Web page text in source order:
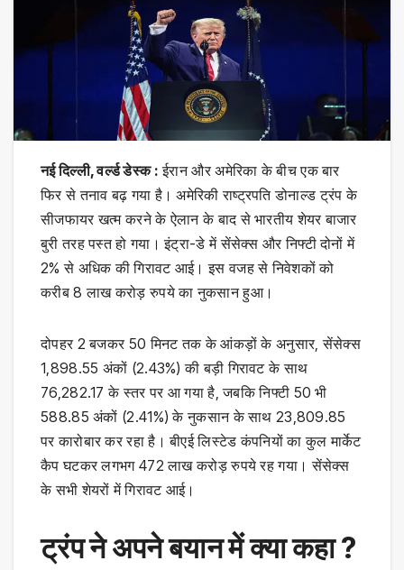
नई दिल्ली, वर्ल्ड डेस्क : ईरान और अमेरिका के बीच एक बार
फिर से तनाव बढ़ गया है। अमेरिकी राष्‍ट्रपति डोनाल्‍ड ट्रंप के
सीजफायर खत्म करने के ऐलान के बाद से भारतीय शेयर बाजार
बुरी तरह पस्त हो गया। इंट्रा-डे में सेंसेक्स और निफ्टी दोनों में
2% से अधिक की गिरावट आई। इस वजह से निवेशकों को
करीब 8 लाख करोड़ रुपये का नुकसान हुआ।
दोपहर 2 बजकर 50 मिनट तक के आंकड़ों के अनुसार, सेंसेक्स
1,898.55 अंकों (2.43%) की बड़ी गिरावट के साथ
76,282.17 के स्तर पर आ गया है, जबकि निफ्टी 50 भी
588.85 अंकों (2.41%) के नुकसान के साथ 23,809.85
पर कारोबार कर रहा है। बीएई लिस्टेड कंपनियों का कुल मार्केट
कैप घटकर लगभग 472 लाख करोड़ रुपये रह गया। सेंसेक्स
के सभी शेयरों में गिरावट आई।
ट्रंप ने अपने बयान में क्या कहा ?